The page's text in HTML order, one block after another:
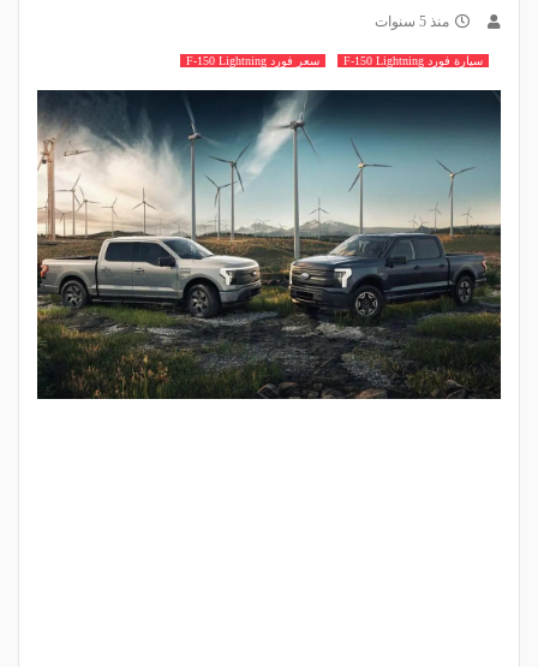
منذ 5 سنوات
سيارة فورد F-150 Lightning سعر فورد F-150 Lightning